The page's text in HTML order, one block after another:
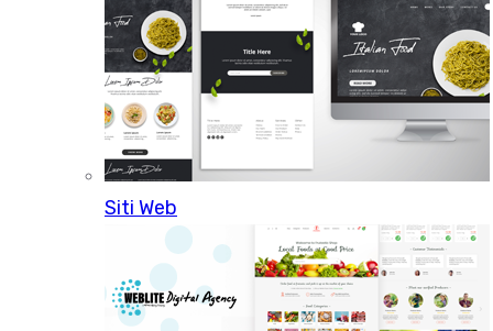
Siti Web
a Montalto delle
Marche
E-commerce personalizzati e
professionali per aumentare le vendite.